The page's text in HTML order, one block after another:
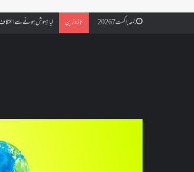
جمعہ, اگست 7 2026 تازہ ترین کیا بیہوش ہونے سے اعتکاف